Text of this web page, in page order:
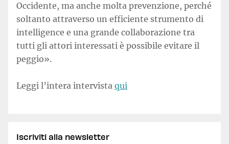
Occidente, ma anche molta prevenzione, perché
soltanto attraverso un efficiente strumento di
intelligence e una grande collaborazione tra
tutti gli attori interessati è possibile evitare il
peggio».
Leggi l’intera intervista qui
Iscriviti alla newsletter